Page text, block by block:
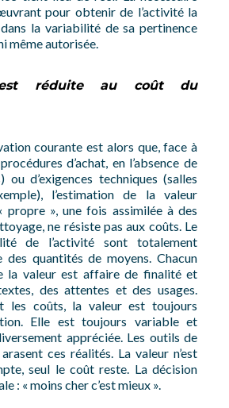
pour obtenir de l’activité la
la variabilité de sa pertinence
même autorisée.
réduite au coût du
courante est alors que, face à
d’achat, en l’absence de
ou d’exigences techniques (salles
l’estimation de la valeur
propre », une fois assimilée à des
ne résiste pas aux coûts. Le
de l’activité sont totalement
des quantités de moyens. Chacun
la valeur est affaire de finalité et
des attentes et des usages.
les coûts, la valeur est toujours
Elle est toujours variable et
appréciée. Les outils de
ces réalités. La valeur n’est
seul le coût reste. La décision
: « moins cher c’est mieux ».